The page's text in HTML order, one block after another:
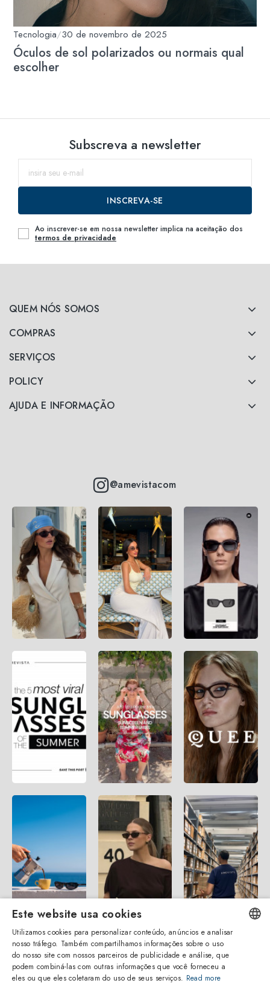
Tecnologia/30 de novembro de 2025
Óculos de sol polarizados ou normais qual
escolher
QUEM NÓS SOMOS
COMPRAS
SERVIÇOS
POLICY
AJUDA E INFORMAÇÃO
@amevistacom
Subscreva a newsletter
INSCREVA-SE
Ao inscrever-se em nossa newsletter implica na aceitação dos
termos de privacidade
ENGLISH
ITALIAN
Este website usa cookies
Utilizamos cookies para personalizar conteúdo, anúncios e analisar
nosso tráfego. Também compartilhamos informações sobre o uso
do nosso site com nossos parceiros de publicidade e análise, que
podem combiná-las com outras informações que você forneceu a
eles ou que eles coletaram do uso de seus serviços. Read more